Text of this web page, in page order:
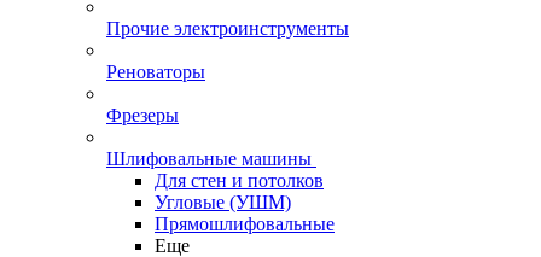
Прочие электроинструменты
Реноваторы
Фрезеры
Шлифовальные машины
Для стен и потолков
Угловые (УШМ)
Прямошлифовальные
Еще